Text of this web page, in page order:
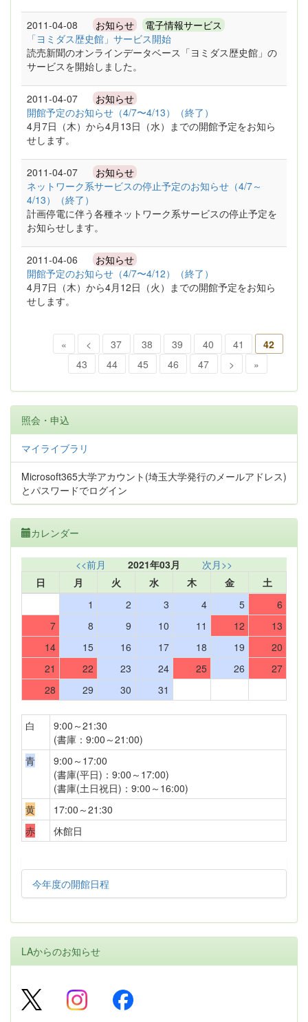
2011-04-08 お知らせ 電子情報サービス
「ヨミダス歴史館」サービス開始
読売新聞のオンラインデータベース「ヨミダス歴史館」の
サービスを開始しました。
2011-04-07 お知らせ
開館予定のお知らせ（4/7〜4/13）（終了）
4月7日（木）から4月13日（水）までの開館予定をお知ら
せします。
2011-04-07 お知らせ
ネットワーク系サービスの停止予定のお知らせ（4/7～
4/13）（終了）
計画停電に伴う各種ネットワーク系サービスの停止予定を
お知らせします。
2011-04-06 お知らせ
開館予定のお知らせ（4/7〜4/12）（終了）
4月7日（木）から4月12日（火）までの開館予定をお知ら
せします。
« < 37 38 39 40 41
42
43
44 45 46 47 > »
照会・申込
マイライブラリ
Microsoft365大学アカウント(埼玉大学発行のメールアドレス)
とパスワードでログイン
カレンダー
<<前月 2021年03月
次月>>
日
月 火 水 木 金
土
1
2 3 4 5
6
7
8 9 10 11 12
13
14
15 16 17 18 19
20
21
22 23 24 25 26
27
28
29 30 31
白
9:00～21:30
(書庫：9:00～21:00)
青
9:00～17:00
(書庫(平日)：9:00～17:00)
(書庫(土日祝日)：9:00～16:00)
黄
17:00～21:30
赤
休館日
今年度の開館日程
LAからのお知らせ